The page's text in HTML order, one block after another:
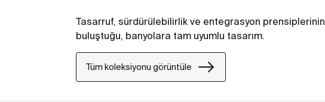
Tasarruf, sürdürülebilirlik ve entegrasyon
buluştuğu, banyolara tam uyumlu tasarım.
Tüm koleksiyonu görüntüle